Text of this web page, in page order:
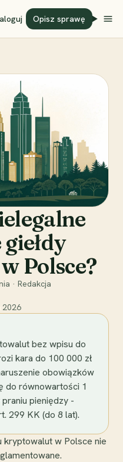
Opisz sprawę
Polsce?
· Redakcja
2026
bez wpisu do
kara do 100 000 zł
obowiązków
do równowartości 1
praniu pieniędzy -
299 KK (do 8 lat).
kryptowalut w Polsce nie